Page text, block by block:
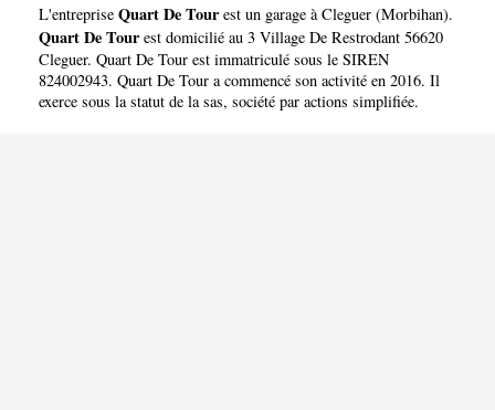
L'entreprise Quart De Tourest un garage à Cleguer (Morbihan).
Quart De Tourest domicilié au 3 Village De Restrodant 56620
Cleguer. Quart De Tour est immatriculé sous le SIREN
824002943. Quart De Tour a commencé son activité en 2016. Il
exerce sous la statut de la sas, société par actions simplifiée.